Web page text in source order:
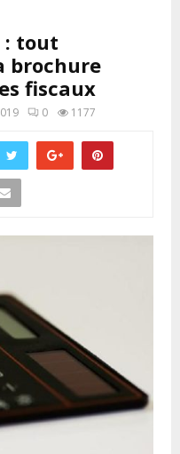
: tout
brochure
fiscaux
0 1177